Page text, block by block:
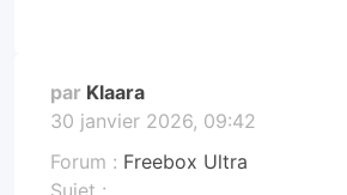
par Klaara
30 janvier 2026, 09:42
Forum : Freebox Ultra
Sujet :